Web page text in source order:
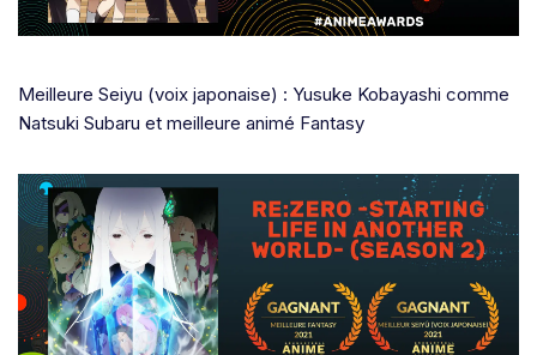
Meilleure Seiyu (voix japonaise) : Yusuke Kobayashi comme
Natsuki Subaru et meilleure animé Fantasy